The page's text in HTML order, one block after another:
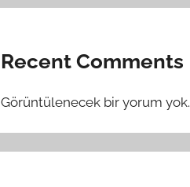
Recent Comments
Görüntülenecek bir yorum yok.